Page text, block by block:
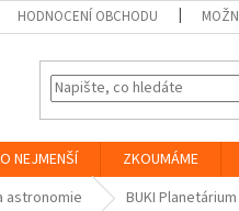
HODNOCENÍ OBCHODU
NEJMENŠÍ ZKOUMÁME
astronomie BUKI Planetárium